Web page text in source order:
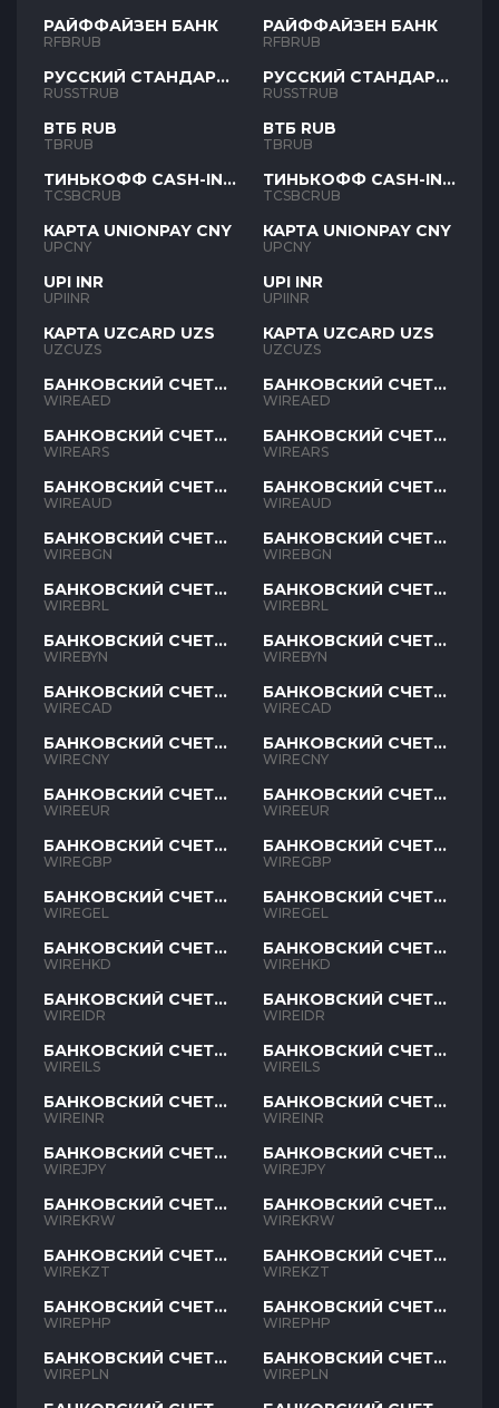
РАЙФФАЙЗЕН БАНК
RFBRUB
РУССКИЙ СТАНДАРТ
RUB
RUSSTRUB
ВТБ RUB
TBRUB
ТИНЬКОФФ CASH-IN
RUB
TCSBCRUB
КАРТА UNIONPAY CNY
UPCNY
UPI INR
UPIINR
КАРТА UZCARD UZS
UZCUZS
БАНКОВСКИЙ СЧЕТ
AED
WIREAED
БАНКОВСКИЙ СЧЕТ
ARS
WIREARS
БАНКОВСКИЙ СЧЕТ
AUD
WIREAUD
БАНКОВСКИЙ СЧЕТ
BGN
WIREBGN
БАНКОВСКИЙ СЧЕТ
BRL
WIREBRL
БАНКОВСКИЙ СЧЕТ
BYN
WIREBYN
БАНКОВСКИЙ СЧЕТ
CAD
WIRECAD
БАНКОВСКИЙ СЧЕТ
CNY
WIRECNY
БАНКОВСКИЙ СЧЕТ
EUR
WIREEUR
БАНКОВСКИЙ СЧЕТ
GBP
WIREGBP
БАНКОВСКИЙ СЧЕТ
GEL
WIREGEL
БАНКОВСКИЙ СЧЕТ
HKD
WIREHKD
БАНКОВСКИЙ СЧЕТ
IDR
WIREIDR
БАНКОВСКИЙ СЧЕТ
ILS
WIREILS
БАНКОВСКИЙ СЧЕТ
INR
WIREINR
БАНКОВСКИЙ СЧЕТ
JPY
WIREJPY
БАНКОВСКИЙ СЧЕТ
KRW
WIREKRW
БАНКОВСКИЙ СЧЕТ
KZT
WIREKZT
БАНКОВСКИЙ СЧЕТ
PHP
WIREPHP
БАНКОВСКИЙ СЧЕТ
PLN
WIREPLN
РАЙФФАЙЗЕН БАНК
RFBRUB
РУССКИЙ СТАНДАРТ
RUB
RUSSTRUB
ВТБ RUB
TBRUB
ТИНЬКОФФ CASH-IN
RUB
TCSBCRUB
КАРТА UNIONPAY CNY
UPCNY
UPI INR
UPIINR
КАРТА UZCARD UZS
UZCUZS
БАНКОВСКИЙ СЧЕТ
AED
WIREAED
БАНКОВСКИЙ СЧЕТ
ARS
WIREARS
БАНКОВСКИЙ СЧЕТ
AUD
WIREAUD
БАНКОВСКИЙ СЧЕТ
BGN
WIREBGN
БАНКОВСКИЙ СЧЕТ
BRL
WIREBRL
БАНКОВСКИЙ СЧЕТ
BYN
WIREBYN
БАНКОВСКИЙ СЧЕТ
CAD
WIRECAD
БАНКОВСКИЙ СЧЕТ
CNY
WIRECNY
БАНКОВСКИЙ СЧЕТ
EUR
WIREEUR
БАНКОВСКИЙ СЧЕТ
GBP
WIREGBP
БАНКОВСКИЙ СЧЕТ
GEL
WIREGEL
БАНКОВСКИЙ СЧЕТ
HKD
WIREHKD
БАНКОВСКИЙ СЧЕТ
IDR
WIREIDR
БАНКОВСКИЙ СЧЕТ
ILS
WIREILS
БАНКОВСКИЙ СЧЕТ
INR
WIREINR
БАНКОВСКИЙ СЧЕТ
JPY
WIREJPY
БАНКОВСКИЙ СЧЕТ
KRW
WIREKRW
БАНКОВСКИЙ СЧЕТ
KZT
WIREKZT
БАНКОВСКИЙ СЧЕТ
PHP
WIREPHP
БАНКОВСКИЙ СЧЕТ
PLN
WIREPLN